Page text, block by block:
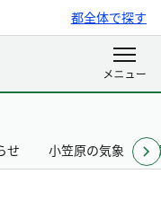
都全体で探す
せ 小笠原の気象